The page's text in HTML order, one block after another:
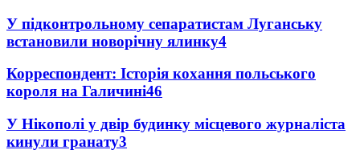
У підконтрольному сепаратистам Луганську
встановили новорічну ялинку4
Корреспондент: Історія кохання польського
короля на Галичині46
У Нікополі у двір будинку місцевого журналіста
кинули гранату3